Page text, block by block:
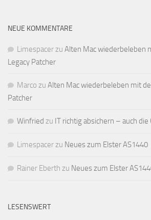
NEUE KOMMENTARE
Limespacerzu Alten Mac wiederbeleben
Legacy Patcher
Marco zu Alten Mac wiederbeleben mit
Patcher
Winfried zu IT richtig absichern – auch
Limespacerzu Neues zum Elster AS1440
Rainer Eberth zu Neues zum Elster
LESENSWERT